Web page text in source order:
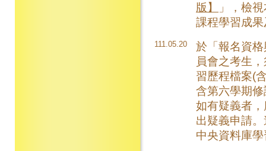
版】
」，檢
課程學習成
111.05.20
於「報名資
員會之考生
習歷程檔案(
含第六學期
如有疑義者
出疑義申請
中央資料庫